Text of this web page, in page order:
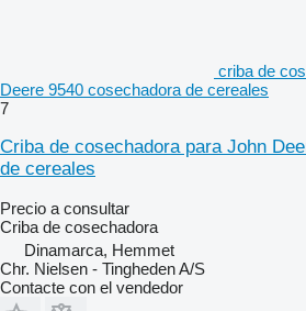
criba de
Deere 9540 cosechadora de cereales
7
Criba de cosechadora para John
de cereales
Precio a consultar
Criba de cosechadora
Dinamarca, Hemmet
Chr. Nielsen - Tingheden A/S
Contacte con el vendedor